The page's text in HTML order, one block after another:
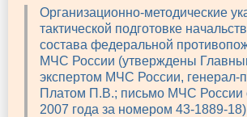
Организационно-методические
тактической подготовке
состава федеральной
МЧС России (утверждены
экспертом МЧС России, генерал-
Платом П.В.; письмо МЧС России
2007 года за номером 43-1889-18)